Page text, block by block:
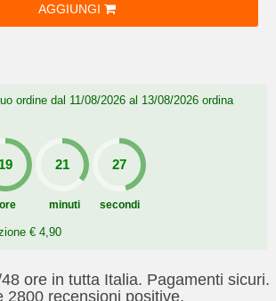
AGGIUNGI
ordine dal 11/08/2026 al 13/08/2026 ordina
ore minuti secondi
€ 4,90
ore in tutta Italia. Pagamenti sicuri.
2800 recensioni positive.